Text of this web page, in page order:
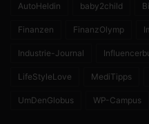
AutoHeldin baby2child
Finanzen FinanzOlymp
Industrie-Journal
LifeStyleLove MediTipps
UmDenGlobus WP-Campus